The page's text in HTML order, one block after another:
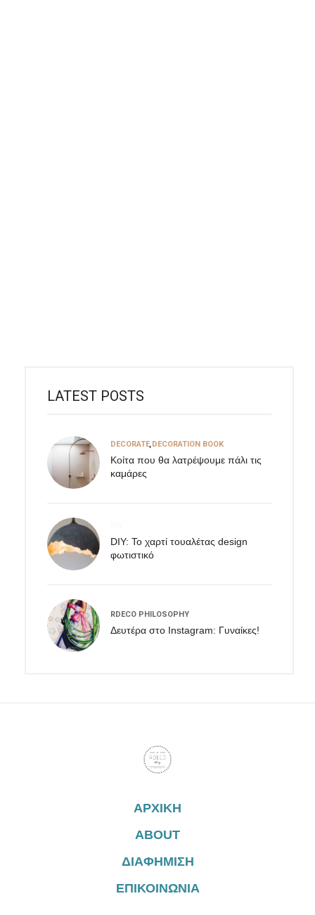
LATEST POSTS
DECORATE, DECORATION BOOK
Κοίτα που θα λατρέψουμε πάλι τις
καμάρες
DIY: Το χαρτί τουαλέτας design
φωτιστικό
RDECO PHILOSOPHY
Δευτέρα στο Instagram: Γυναίκες!
ΑΡΧΙΚΗ
ABOUT
ΔΙΑΦΗΜΙΣΗ
ΕΠΙΚΟΙΝΩΝΙΑ